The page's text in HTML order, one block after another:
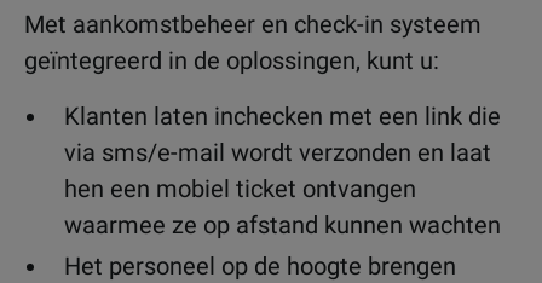
Met aankomstbeheer en check-in systeem
geïntegreerd in de oplossingen, kunt u:
Klanten laten inchecken met een link die
via sms/e-mail wordt verzonden en laat
hen een mobiel ticket ontvangen
waarmee ze op afstand kunnen wachten
Het personeel op de hoogte brengen